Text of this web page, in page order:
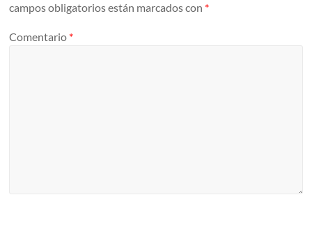
campos obligatorios están marcados con *
Comentario *